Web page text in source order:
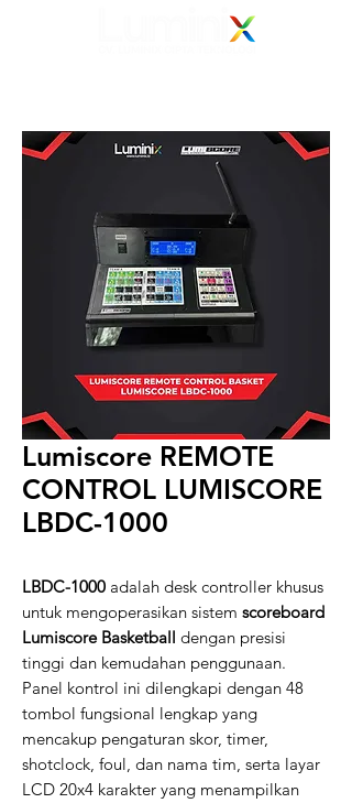
Lumiscore REMOTE
CONTROL LUMISCORE
LBDC-1000
LBDC-1000 adalah desk controller khusus
untuk mengoperasikan sistem scoreboard
Lumiscore Basketball dengan presisi
tinggi dan kemudahan penggunaan.
Panel kontrol ini dilengkapi dengan 48
tombol fungsional lengkap yang
mencakup pengaturan skor, timer,
shotclock, foul, dan nama tim, serta layar
LCD 20x4 karakter yang menampilkan